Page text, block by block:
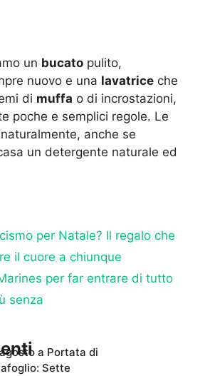
un bucato pulito,
nuovo e una lavatrice che
di muffa o di incrostazioni,
poche e semplici regole. Le
anche se
un detergente naturale ed
per Natale? Il regalo che
il cuore a chiunque
per far entrare di tutto
senza
a Portata di
Sette